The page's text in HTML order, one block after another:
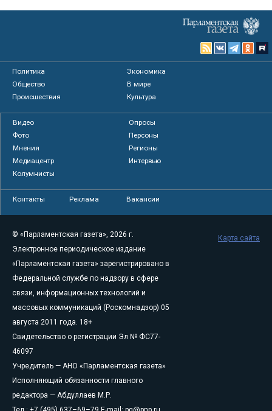
Политика
Экономика
Общество
В мире
Происшествия
Культура
Видео
Опросы
Фото
Персоны
Мнения
Регионы
Медиацентр
Интервью
Колумнисты
Контакты Реклама Вакансии
© «Парламентская газета», 2026 г.
Электронное периодическое издание
«Парламентская газета» зарегистрировано в
Федеральной службе по надзору в сфере
связи, информационных технологий и
массовых коммуникаций (Роскомнадзор) 05
августа 2011 года. 18+
Свидетельство о регистрации Эл № ФС77-
46097
Учредитель — АНО «Парламентская газета»
Исполняющий обязанности главного
редактора — Абдуллаев М.Р.
Карта сайта